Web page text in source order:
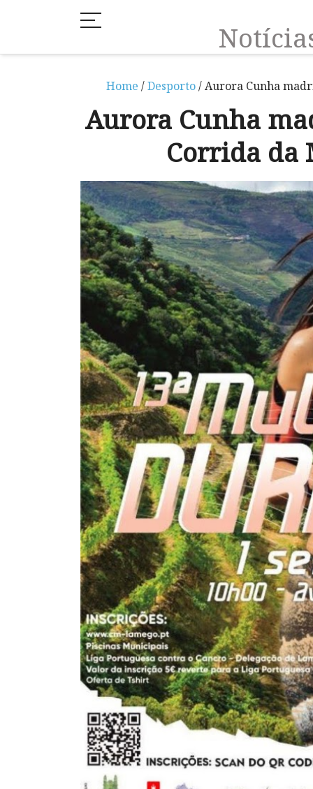
Home /Desporto/ Aurora Cunha
Aurora Cunha
Corrida da